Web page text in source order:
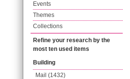
Events
Themes
Collections
Refine your research by the
most ten used items
Building
Mail (1432)